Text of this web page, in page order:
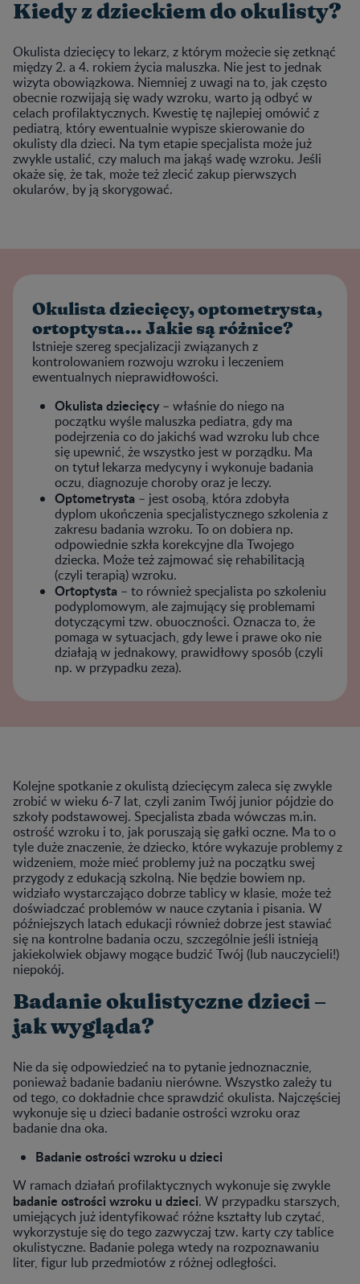
Kiedy z dzieckiem do okulisty?
Okulista dziecięcy to lekarz, z którym możecie się zetknąć
między 2. a 4. rokiem życia maluszka. Nie jest to jednak
wizyta obowiązkowa. Niemniej z uwagi na to, jak często
obecnie rozwijają się wady wzroku, warto ją odbyć w
celach profilaktycznych. Kwestię tę najlepiej omówić z
pediatrą, który ewentualnie wypisze skierowanie do
okulisty dla dzieci. Na tym etapie specjalista może już
zwykle ustalić, czy maluch ma jakąś wadę wzroku. Jeśli
okaże się, że tak, może też zlecić zakup pierwszych
okularów, by ją skorygować.
Okulista dziecięcy, optometrysta,
ortoptysta… Jakie są różnice?
Istnieje szereg specjalizacji związanych z
kontrolowaniem rozwoju wzroku i leczeniem
ewentualnych nieprawidłowości.
Okulista dziecięcy– właśnie do niego na
początku wyśle maluszka pediatra, gdy ma
podejrzenia co do jakichś wad wzroku lub chce
się upewnić, że wszystko jest w porządku. Ma
on tytuł lekarza medycyny i wykonuje badania
oczu, diagnozuje choroby oraz je leczy.
Optometrysta – jest osobą, która zdobyła
dyplom ukończenia specjalistycznego szkolenia z
zakresu badania wzroku. To on dobiera np.
odpowiednie szkła korekcyjne dla Twojego
dziecka. Może też zajmować się rehabilitacją
(czyli terapią) wzroku.
Ortoptysta – to również specjalista po szkoleniu
podyplomowym, ale zajmujący się problemami
dotyczącymi tzw. obuoczności. Oznacza to, że
pomaga w sytuacjach, gdy lewe i prawe oko nie
działają w jednakowy, prawidłowy sposób (czyli
np. w przypadku zeza).
Kolejne spotkanie z okulistą dziecięcym zaleca się zwykle
zrobić w wieku 6-7 lat, czyli zanim Twój junior pójdzie do
szkoły podstawowej. Specjalista zbada wówczas m.in.
ostrość wzroku i to, jak poruszają się gałki oczne. Ma to o
tyle duże znaczenie, że dziecko, które wykazuje problemy z
widzeniem, może mieć problemy już na początku swej
przygody z edukacją szkolną. Nie będzie bowiem np.
widziało wystarczająco dobrze tablicy w klasie, może też
doświadczać problemów w nauce czytania i pisania. W
późniejszych latach edukacji również dobrze jest stawiać
się na kontrolne badania oczu, szczególnie jeśli istnieją
jakiekolwiek objawy mogące budzić Twój (lub nauczycieli!)
niepokój.
Badanie okulistyczne dzieci –
jak wygląda?
Nie da się odpowiedzieć na to pytanie jednoznacznie,
ponieważ badanie badaniu nierówne. Wszystko zależy tu
od tego, co dokładnie chce sprawdzić okulista. Najczęściej
wykonuje się u dzieci badanie ostrości wzroku oraz
badanie dna oka.
Badanie ostrości wzroku u dzieci
W ramach działań profilaktycznych wykonuje się zwykle
badanie ostrości wzroku u dzieci. W przypadku starszych,
umiejących już identyfikować różne kształty lub czytać,
wykorzystuje się do tego zazwyczaj tzw. karty czy tablice
okulistyczne. Badanie polega wtedy na rozpoznawaniu
liter, figur lub przedmiotów z różnej odległości.